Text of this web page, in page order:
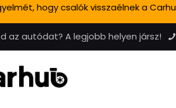
hogy csalók visszaélnek a
az autódat? A legjobb helyen jársz!